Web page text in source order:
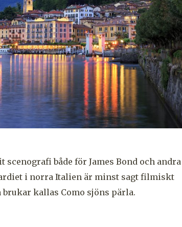
både för James Bond och andra
i norra Italien är minst sagt filmiskt
kallas Como sjöns pärla.